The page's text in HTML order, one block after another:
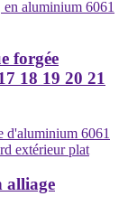
forgée
18 19 20 21
alliage